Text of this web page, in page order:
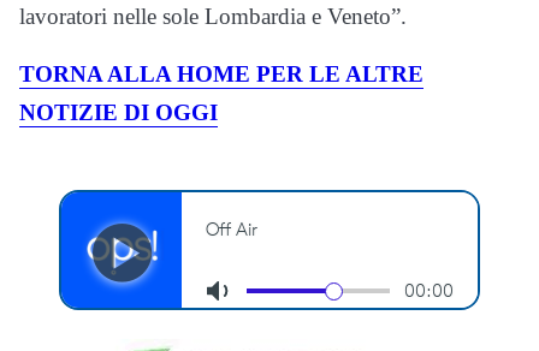
lavoratori nelle sole Lombardia e Veneto”.
TORNA ALLA HOME PER LE ALTRE
NOTIZIE DI OGGI